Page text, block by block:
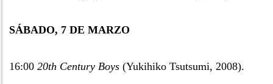
SÁBADO, 7 DE MARZO
16:00 20th Century Boys (Yukihiko Tsutsumi, 2008).